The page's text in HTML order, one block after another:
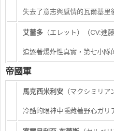
失去了意志與感情的瓦爾基里
艾蕾多 （エレット）（CV:進藤
追逐著爆炸性真實，第七小隊
帝國軍
馬克西米利安 （マクシミリア
冷酷的眼神中隱藏著野心ガ